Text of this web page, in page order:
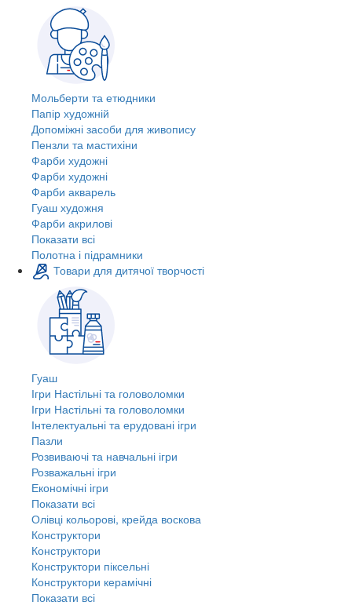
Мольберти та етюдники
Папір художній
Допоміжні засоби для живопису
Пензли та мастихіни
Фарби художні
Фарби художні
Фарби акварель
Гуаш художня
Фарби акрилові
Показати всі
Полотна і підрамники
Товари для дитячої творчості
Гуаш
Ігри Настільні та головоломки
Ігри Настільні та головоломки
Інтелектуальні та ерудовані ігри
Пазли
Розвиваючі та навчальні ігри
Розважальні ігри
Економічні ігри
Показати всі
Олівці кольорові, крейда воскова
Конструктори
Конструктори
Конструктори піксельні
Конструктори керамічні
Показати всі